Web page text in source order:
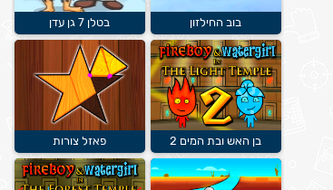
בוב החילזון בטלן 7 גן עדן
בן האש ובת המים 2 פאזל צורות